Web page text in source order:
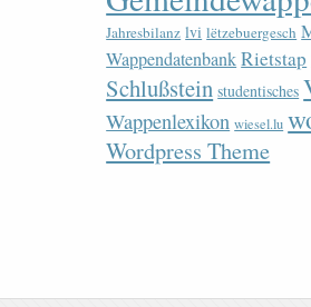
Jahresbilanz lvi lëtzebuergesch
WappendatenbankRietstap
Schlußstein studentisches
Wappenlexikon wiesel.lu
Wordpress Theme